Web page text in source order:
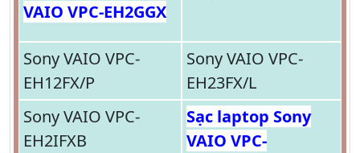
VAIO VPC-EH2GGX
Sony VAIO VPC-
EH12FX/P
Sony VAIO VPC-
EH23FX/L
Sony VAIO VPC-
EH2IFXB
Sạc laptop Sony
VAIO VPC-